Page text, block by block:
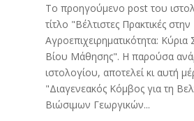
Το προηγούμενο post του
τίτλο "Βέλτιστες Πρακτικές στην
Αγροεπιχειρηματικότητα: Κύρια
Βίου Μάθησης". Η παρούσα
ιστολογίου, αποτελεί κι αυτή
"Διαγενεακός Κόμβος για τη
Βιώσιμων Γεωργικών...